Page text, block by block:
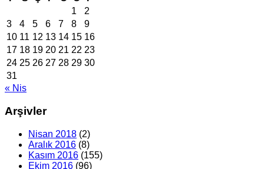
1
2
3
4 5 6 7 8
9
10 11 12 13 14 15 16
17 18 19 20 21 22 23
24 25 26 27 28 29 30
31
« Nis
Arşivler
Nisan 2018 (2)
Aralık 2016 (8)
Kasım 2016 (155)
Ekim 2016 (96)